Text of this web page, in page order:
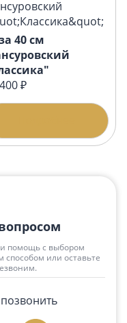
40 см
₽
помощь с выбором
или оставьте